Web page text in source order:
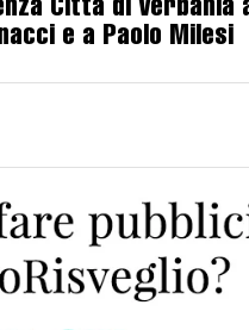
Città di Verbania
e a Paolo Milesi